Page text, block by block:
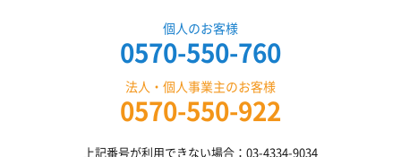
個人のお客様
0570-550-760
法人・個人事業主のお客様
0570-550-922
上記番号が利用できない場合：03-4334-9034